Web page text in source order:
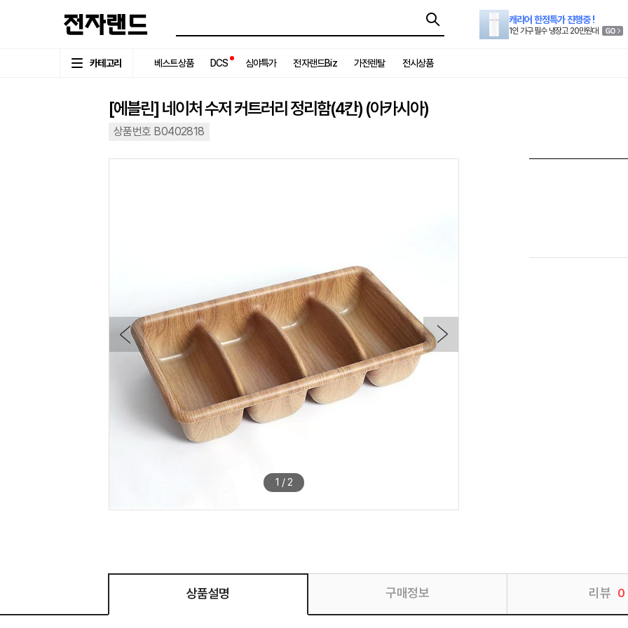
캐리어 한정특가 진행중 !
1인 가구 필수 냉장고 20만원대
카테고리 베스트상품 DCS 심야특가 전자랜드Biz 가전렌탈 전시상품
[에블린] 네이처 수저 커트러리 정리함(4칸) (아카시아)
상품번호 B0402818
1 /2
상품설명 구매정보 리뷰 0